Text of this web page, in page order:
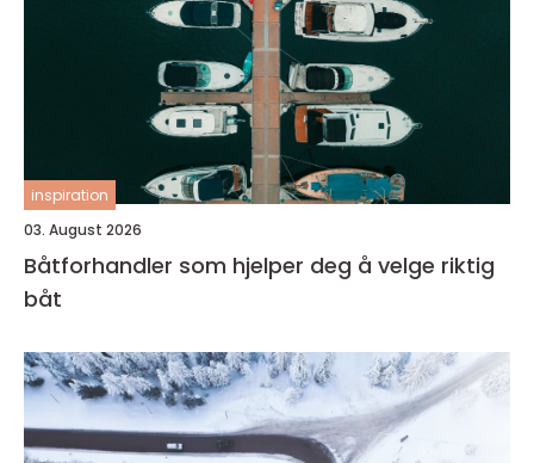
inspiration
03. August 2026
Båtforhandler som hjelper deg å velge riktig
båt